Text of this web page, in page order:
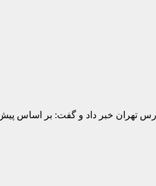
تهران خبر داد و گفت: بر اساس